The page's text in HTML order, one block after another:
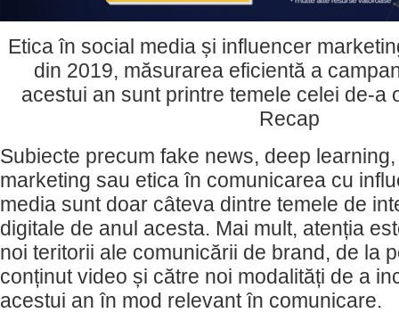
Etica în social media și influencer
din 2019, măsurarea eficientă a
acestui an sunt printre temele celei de-a
Recap
Subiecte precum fake news, deep
marketing sau etica în comunicarea cu
media sunt doar câteva dintre temele de
digitale de anul acesta. Mai mult, atenția
noi teritorii ale comunicării de brand, de la
conținut video și către noi modalități de a
acestui an în mod relevant în comunicare.